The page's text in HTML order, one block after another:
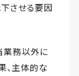
させる要因
業務以外に
、主体的な